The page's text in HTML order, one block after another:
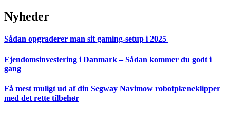
Nyheder
Sådan opgraderer man sit gaming-setup i 2025
Ejendomsinvestering i Danmark – Sådan kommer du godt i
gang
Få mest muligt ud af din Segway Navimow robotplæneklipper
med det rette tilbehør